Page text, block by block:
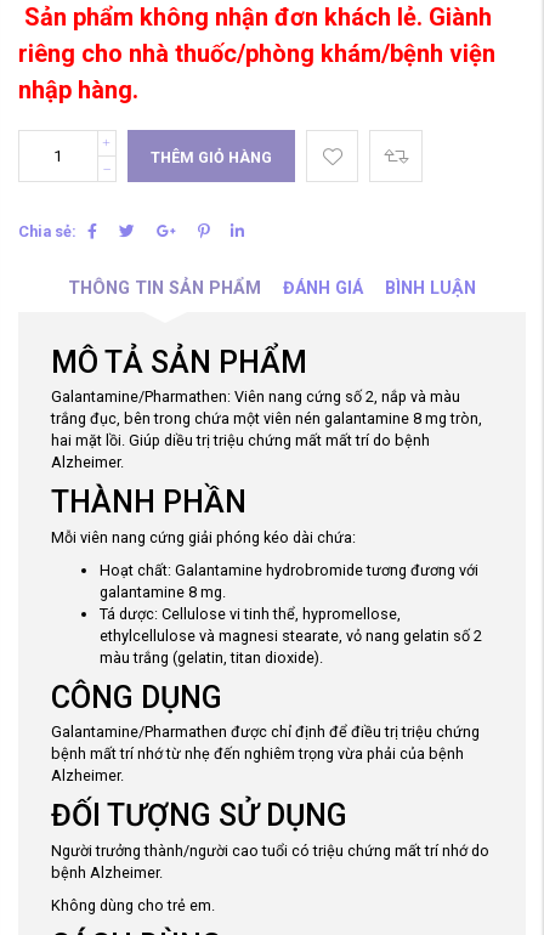
Sản phẩm không nhận đơn khách lẻ. Giành
riêng cho nhà thuốc/phòng khám/bệnh viện
nhập hàng.
THÊM GIỎ HÀNG
Chia sẻ:
THÔNG TIN SẢN PHẨM ĐÁNH GIÁ BÌNH LUẬN
MÔ TẢ SẢN PHẨM
Galantamine/Pharmathen: Viên nang cứng số 2, nắp và màu
trắng đục, bên trong chứa một viên nén galantamine 8 mg tròn,
hai mặt lồi. Giúp diều trị triệu chứng mất mất trí do bệnh
Alzheimer.
THÀNH PHẦN
Mỗi viên nang cứng giải phóng kéo dài chứa:
Hoạt chất: Galantamine hydrobromide tương đương với
galantamine 8 mg.
Tá dược: Cellulose vi tinh thể, hypromellose,
ethylcellulose và magnesi stearate, vỏ nang gelatin số 2
màu trắng (gelatin, titan dioxide).
CÔNG DỤNG
Galantamine/Pharmathen được chỉ định để điều trị triệu chứng
bệnh mất trí nhớ từ nhẹ đến nghiêm trọng vừa phải của bệnh
Alzheimer.
ĐỐI TƯỢNG SỬ DỤNG
Người trưởng thành/người cao tuổi có triệu chứng mất trí nhớ do
bệnh Alzheimer.
Không dùng cho trẻ em.